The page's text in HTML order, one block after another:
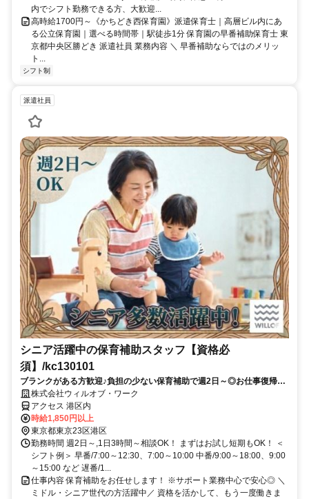
内でシフト勤務できる方、大歓迎...
高時給1700円～《かちどき西保育園》派遣保育士｜高層ビル内にあ
る公立保育園｜選べる時間帯｜駅徒歩1分 保育園の早番補助保育士 東
京都中央区勝どき 派遣社員 業務内容 ＼ 早番補助ならではのメリッ
ト...
シフト制
派遣社員
シニア活躍中の保育補助スタッフ【資格必
須】/kc130101
ブランクがある方歓迎♪負担の少ない保育補助で週2日～◎お仕事復帰し
ませんか？書き物・ピアノ・保護者対応もありません！
株式会社ウィルオブ・ワーク
アクセス 港区内
時給1,850円以上
東京都東京23区港区
勤務時間 週2日～,1日3時間～相談OK！ まずはお試し短期もOK！ ＜
シフト例＞ 早番/7:00～12:30、7:00～10:00 中番/9:00～18:00、9:00
～15:00 など 遅番/1...
仕事内容 保育補助をお任せします！ ※サポート業務中心で安心◎ ＼
ミドル・シニア世代の方活躍中／ 資格を活かして、もう一度働きま